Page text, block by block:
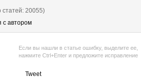
статей: 20055)
с автором
Если вы нашли в статье ошибку, выделите ее,
нажмите Ctrl+Enter и предложите исправление
Tweet